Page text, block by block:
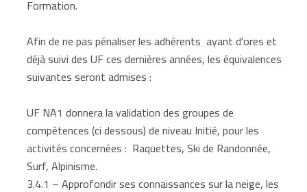
Formation.
Afin de ne pas pénaliser les adhérents ayant d'ores et
déjà suivi des UF ces dernières années, les équivalences
suivantes seront admises :
UF NA1 donnera la validation des groupes de
compétences (ci dessous) de niveau Initié, pour les
activités concernées : Raquettes, Ski de Randonnée,
Surf, Alpinisme.
3.4.1 – Approfondir ses connaissances sur la neige, les